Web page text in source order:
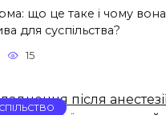
що це таке і чому вона
для суспільства?
15